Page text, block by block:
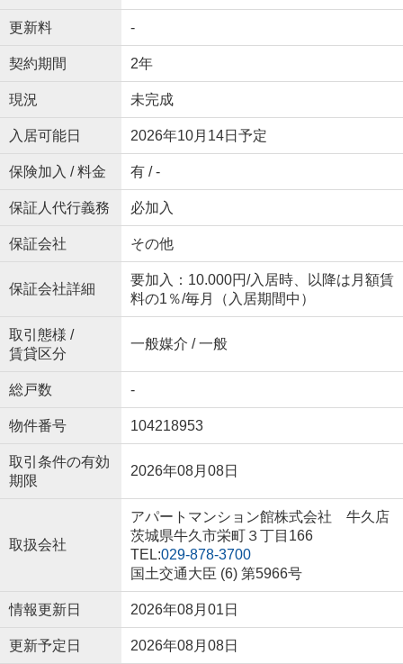
更新料 -
契約期間 2年
現況 未完成
入居可能日 2026年10月14日予定
保険加入 / 料金 有 / -
保証人代行義務 必加入
保証会社 その他
保証会社詳細
要加入：10.000円/入居時、以降は月額賃
料の1％/毎月（入居期間中）
取引態様 /
賃貸区分
一般媒介 / 一般
総戸数 -
物件番号 104218953
取引条件の有効
期限
2026年08月08日
取扱会社
アパートマンション館株式会社 牛久店
茨城県牛久市栄町３丁目166
TEL:029-878-3700
国土交通大臣 (6) 第5966号
情報更新日 2026年08月01日
更新予定日 2026年08月08日